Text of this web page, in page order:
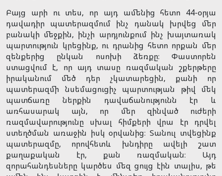
Բայց արի ու տես, որ այդ ամենից հետո 44-օրյա
դավադիր պատերազմում ինչ դանակ խրվեց մեր
բանակի մեջքին, ինչի արդյունքում ինչ խայտառակ
պարտություն կրեցինք, ու դրանից հետո որքան մեր
զենքերից ընկան ոսոխի ձեռքը։ Փաստորեն
ստացվում է, որ այդ տասը ռազմական շքերթերը
իրականում մեծ դեր չկատարեցին, քանի որ
պատերազմի նսեմացուցիչ պարտության թիվ մեկ
պատճառը ներքին դավաճանությունն էր և
առհասարակ այն, որ մեր զինված ուժերի
ռազմավարությունը սխալ հիմքերի վրա էր դրվել
ստեղծման առաջին իսկ օրվանից։ Տանուլ տվեցինք
պատերազմը, որովհետև խնդիրը ավելի շատ
քաղաքական էր, քան ռազմական։ Այդ
զորահանդեսները կարծես մեզ ցույց էին տալիս, թե